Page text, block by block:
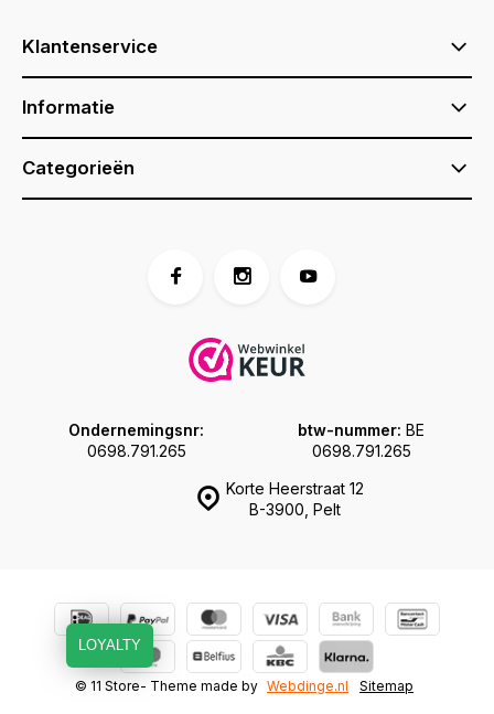
Klantenservice
Informatie
Categorieën
Korte Heerstraat 12
B-3900, Pelt
Ondernemingsnr:
0698.791.265
btw-nummer: BE
0698.791.265
© 11 Store- Theme made by Webdinge.nl Sitemap
LOYALTY